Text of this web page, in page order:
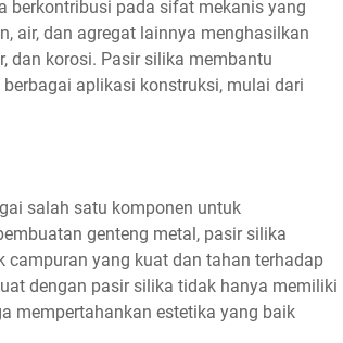
berkontribusi pada sifat mekanis yang
air, dan agregat lainnya menghasilkan
dan korosi. Pasir silika membantu
aplikasi konstruksi, mulai dari
salah satu komponen untuk
genteng metal, pasir silika
yang kuat dan tahan terhadap
dengan pasir silika tidak hanya memiliki
mempertahankan estetika yang baik